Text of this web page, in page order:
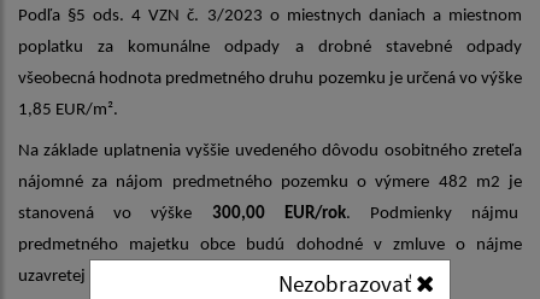
Nezobrazovať
Podľa §5 ods. 4 VZN č. 3/2023 o miestnych daniach a miestnom
poplatku za komunálne odpady a drobné stavebné odpady
všeobecná hodnota predmetného druhu pozemku je určená vo výške
1,85 EUR/m².
Na základe uplatnenia vyššie uvedeného dôvodu osobitného zreteľa
nájomné za nájom predmetného pozemku o výmere 482 m2 je
stanovená vo výške 300,00 EUR/rok. Podmienky nájmu
predmetného majetku obce budú dohodné v zmluve o nájme
uzavretej medzi žiadateľom a Obcou Gemerská Hôrka.